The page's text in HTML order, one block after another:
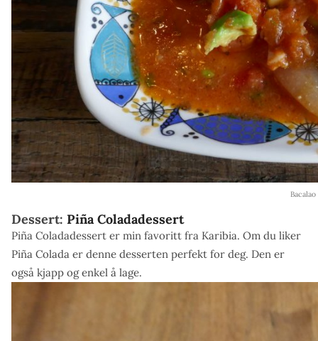
Dessert: Piña Coladadessert
Piña Coladadessert er min favoritt fra Karibia. Om du liker
Piña Colada er denne desserten perfekt for deg. Den er
også kjapp og enkel å lage.